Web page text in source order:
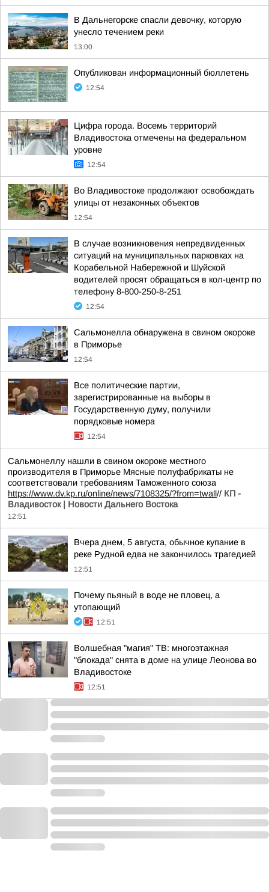
В Дальнегорске спасли девочку, которую
унесло течением реки
13:00
Опубликован информационный бюллетень
12:54
Цифра города. Восемь территорий
Владивостока отмечены на федеральном
уровне
12:54
Во Владивостоке продолжают освобождать
улицы от незаконных объектов
12:54
В случае возникновения непредвиденных
ситуаций на муниципальных парковках на
Корабельной Набережной и Шуйской
водителей просят обращаться в кол-центр по
телефону 8-800-250-8-251
12:54
Сальмонелла обнаружена в свином окороке
в Приморье
12:54
Все политические партии,
зарегистрированные на выборы в
Государственную думу, получили
порядковые номера
12:54
Сальмонеллу нашли в свином окороке местного
производителя в Приморье Мясные полуфабрикаты не
соответствовали требованиям Таможенного союза
https://www.dv.kp.ru/online/news/7108325/?from=twall// КП -
Владивосток | Новости Дальнего Востока
12:51
Вчера днем, 5 августа, обычное купание в
реке Рудной едва не закончилось трагедией
12:51
Почему пьяный в воде не пловец, а
утопающий
12:51
Волшебная "магия" ТВ: многоэтажная
"блокада" снята в доме на улице Леонова во
Владивостоке
12:51